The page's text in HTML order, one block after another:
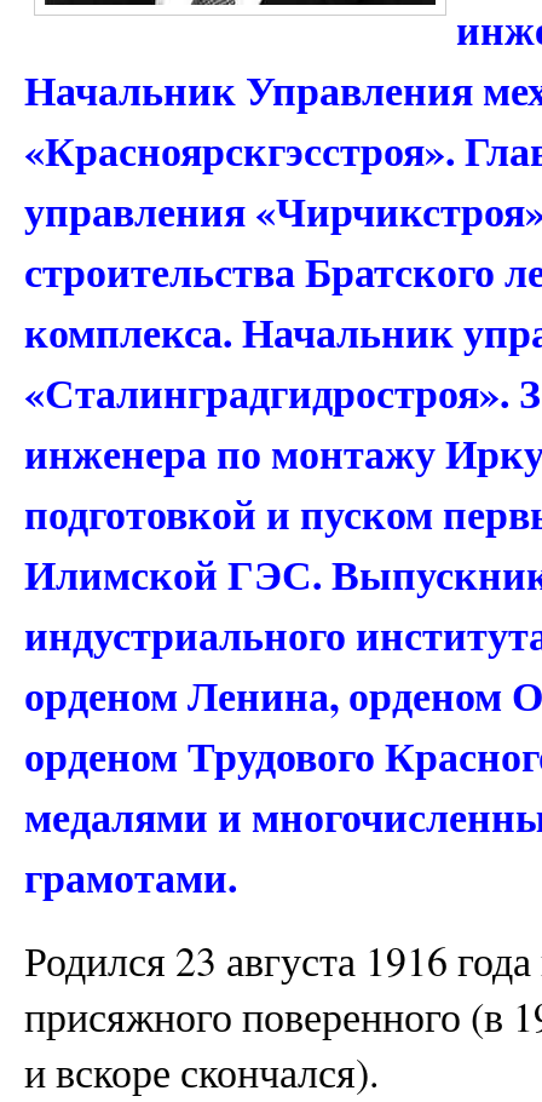
Начальник Управления
«Красноярскгэсстроя».
управления
строительства Братского
комплекса. Начальник
«Сталинградгидростроя».
инженера по монтажу
подготовкой и пуском
Илимской ГЭС.
индустриального
орденом Ленина, орденом
орденом Трудового
медалями и
грамотами.
Родился 23 августа 1916
присяжного поверенного (в
и вскоре скончался).